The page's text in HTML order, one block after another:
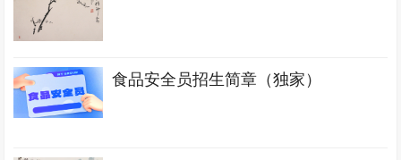
食品安全员招生简章（独家）